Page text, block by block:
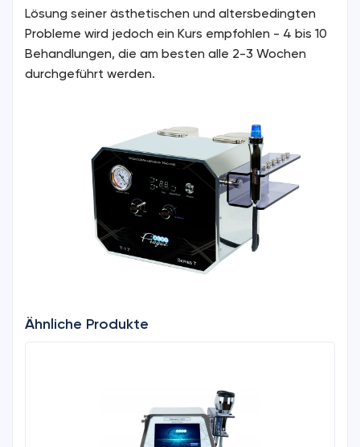
Lösung seiner ästhetischen und altersbedingten
Probleme wird jedoch ein Kurs empfohlen - 4 bis 10
Behandlungen, die am besten alle 2-3 Wochen
durchgeführt werden.
Ähnliche Produkte